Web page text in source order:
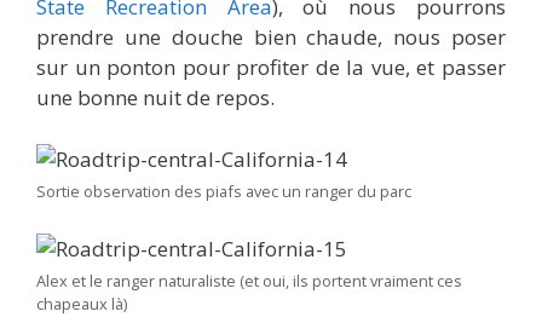
State Recreation Area), où nous pourrons
prendre une douche bien chaude, nous poser
sur un ponton pour profiter de la vue, et passer
une bonne nuit de repos.
Sortie observation des piafs avec un ranger du parc
Alex et le ranger naturaliste (et oui, ils portent vraiment ces
chapeaux là)